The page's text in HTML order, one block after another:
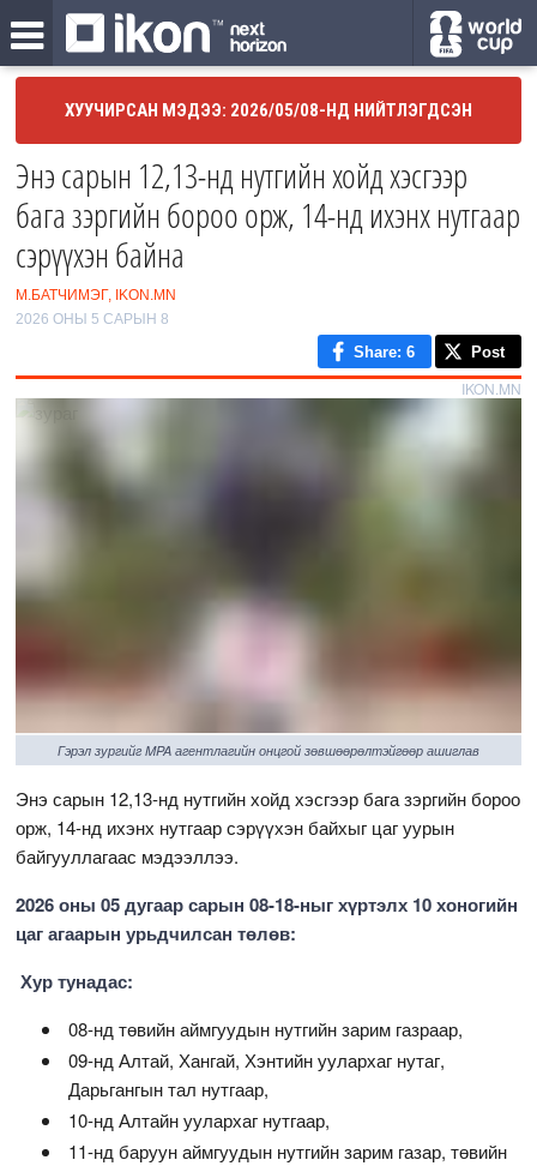
ХУУЧИРСАН МЭДЭЭ: 2026/05/08-НД НИЙТЛЭГДСЭН
Энэ сарын 12,13-нд нутгийн хойд хэсгээр
бага зэргийн бороо орж, 14-нд ихэнх нутгаар
сэрүүхэн байна
М.БАТЧИМЭГ, IKON.MN
2026 ОНЫ 5 САРЫН 8
Share: 6 Post
IKON.MN
Гэрэл зургийг MPA агентлагийн онцгой зөвшөөрөлтэйгөөр ашиглав
Энэ сарын 12,13-нд нутгийн хойд хэсгээр бага зэргийн бороо
орж, 14-нд ихэнх нутгаар сэрүүхэн байхыг цаг уурын
байгууллагаас мэдээллээ.
2026 оны 05 дугаар сарын 08-18-ныг хүртэлх 10 хоногийн
цаг агаарын урьдчилсан төлөв:
Хур тунадас:
08-нд төвийн аймгуудын нутгийн зарим газраар,
09-нд Алтай, Хангай, Хэнтийн уулархаг нутаг,
Дарьгангын тал нутгаар,
10-нд Алтайн уулархаг нутгаар,
11-нд баруун аймгуудын нутгийн зарим газар, төвийн